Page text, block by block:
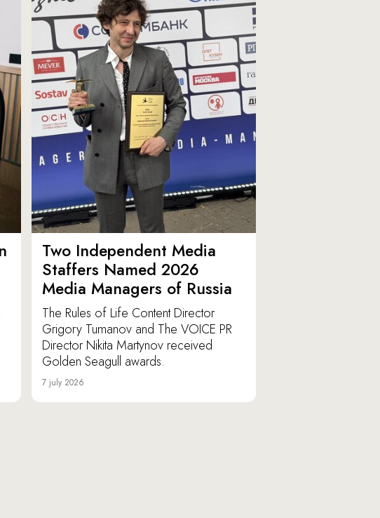
Two Independent Media
Staffers Named 2026
Media Managers of Russia
The Rules of Life Content Director
Grigory Tumanov and The VOICE PR
Director Nikita Martynov received
Golden Seagull awards.
7 july 2026